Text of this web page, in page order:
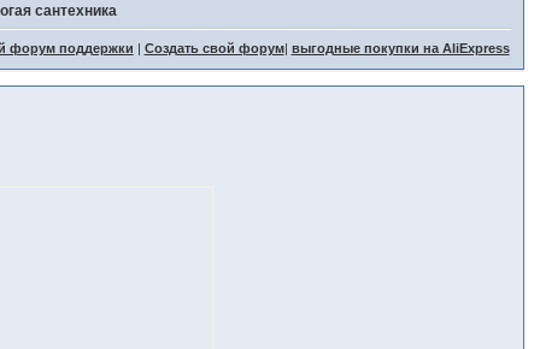
сантехника
форум поддержки | Создать свой форум| выгодные покупки на AliExpress